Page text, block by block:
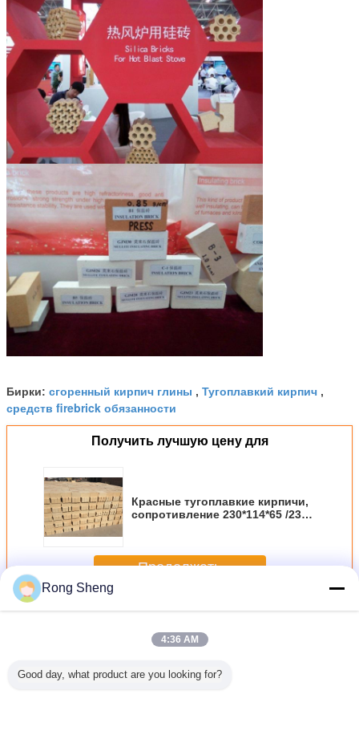
Бирки: сгоренный кирпич глины , Тугоплавкий кирпич ,
средств firebrick обязанности
Получить лучшую цену для
Красные тугоплавкие кирпичи,
сопротивление 230*114*65 /230
Продолжать
Большекирпич огнеупорной глины
Rong Sheng
4:36 AM
Good day, what product are you looking for?